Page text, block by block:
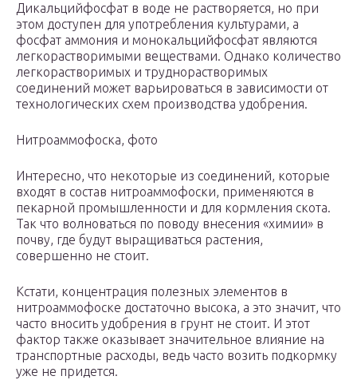
Дикальцийфосфат в воде не растворяется, но при
этом доступен для употребления культурами, а
фосфат аммония и монокальцийфосфат являются
легкорастворимыми веществами. Однако количество
легкорастворимых и труднорастворимых
соединений может варьироваться в зависимости от
технологических схем производства удобрения.
Нитроаммофоска, фото
Интересно, что некоторые из соединений, которые
входят в состав нитроаммофоски, применяются в
пекарной промышленности и для кормления скота.
Так что волноваться по поводу внесения «химии» в
почву, где будут выращиваться растения,
совершенно не стоит.
Кстати, концентрация полезных элементов в
нитроаммофоске достаточно высока, а это значит, что
часто вносить удобрения в грунт не стоит. И этот
фактор также оказывает значительное влияние на
транспортные расходы, ведь часто возить подкормку
уже не придется.